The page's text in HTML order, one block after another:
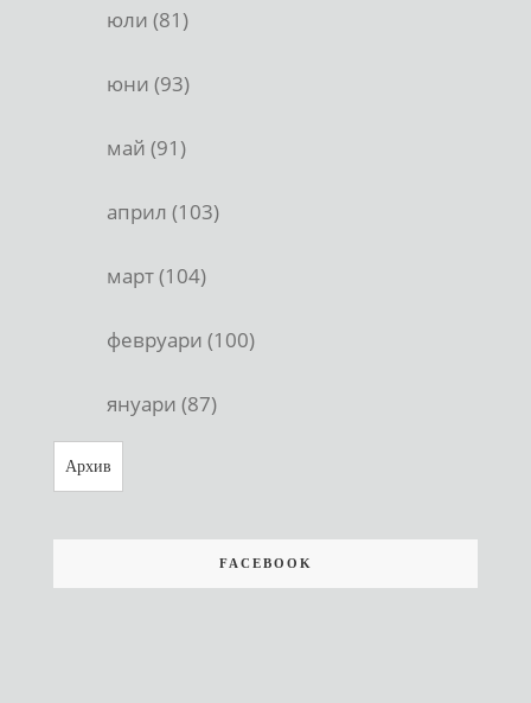
юли (81)
юни (93)
май (91)
април (103)
март (104)
февруари (100)
януари (87)
Архив
FACEBOOK